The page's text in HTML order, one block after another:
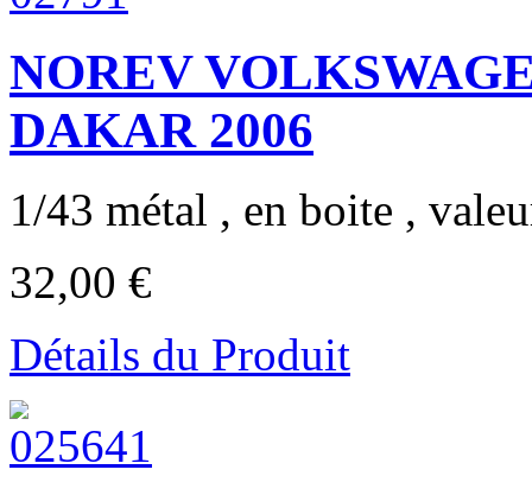
NOREV
DAKAR 2006
1/43 métal , en boite ,
32,00 €
Détails du Produit